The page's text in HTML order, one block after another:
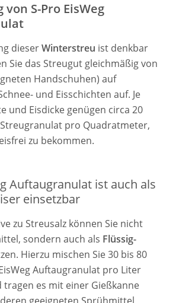
S-Pro EisWeg
dieserWinterstreu ist denkbar
Sie das Streugut gleichmäßig von
Handschuhen) auf
und Eisschichten auf. Je
und Eisdicke genügen circa 20
pro Quadratmeter,
zu bekommen.
Auftaugranulat ist auch als
einsetzbar
zu Streusalz können Sie nicht
sondern auch als Flüssig-
Hierzu mischen Sie 30 bis 80
Auftaugranulat pro Liter
tragen es mit einer Gießkanne